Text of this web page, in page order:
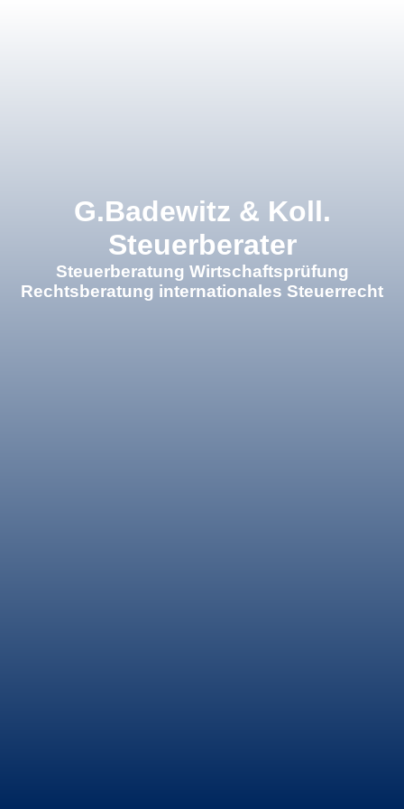
G.Badewitz & Koll.
Steuerberater
Steuerberatung Wirtschaftsprüfung
Rechtsberatung internationales Steuerrecht